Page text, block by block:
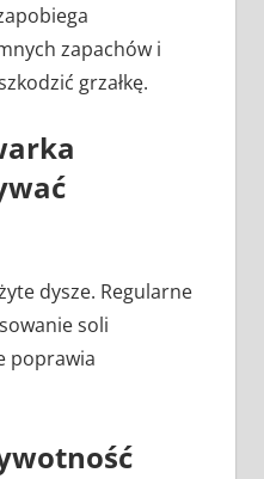
zapachów i
grzałkę.
dysze. Regularne
soli
poprawia